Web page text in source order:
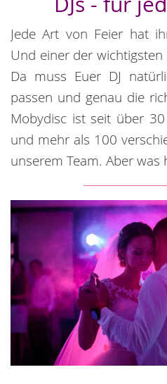
Jede Art von Feier hat
Und einer der
Da muss Euer DJ
passen und genau die
Mobydisc ist seit über
und mehr als 100
unserem Team. Aber was